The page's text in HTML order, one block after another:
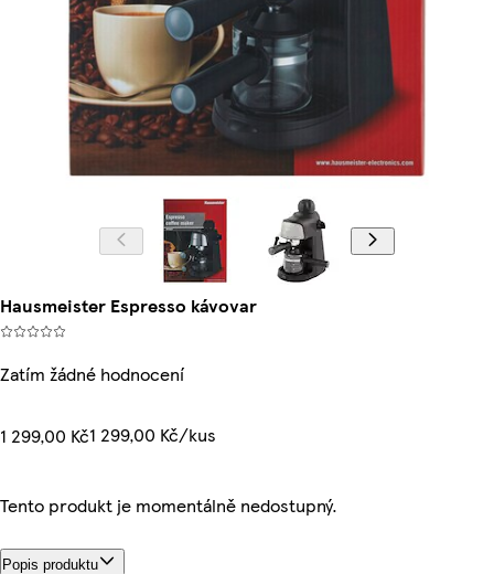
Hausmeister Espresso kávovar
Zatím žádné hodnocení
1 299,00 Kč1 299,00 Kč/kus
Tento produkt je momentálně nedostupný.
Popis produktu